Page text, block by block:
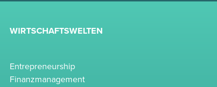
WIRTSCHAFTSWELTEN
Entrepreneurship
Finanzmanagement